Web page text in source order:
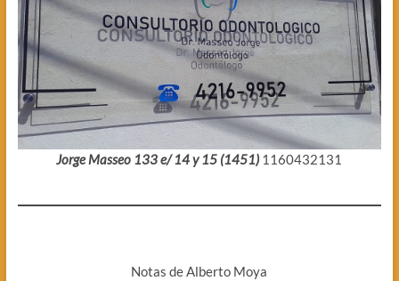
Jorge Masseo 133 e/ 14 y 15 (1451) 1160432131
Notas de Alberto Moya